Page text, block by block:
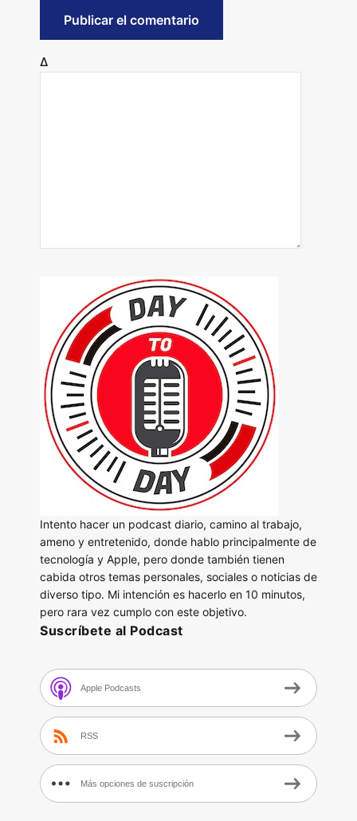
Δ
Intento hacer un podcast diario, camino al trabajo,
ameno y entretenido, donde hablo principalmente de
tecnología y Apple, pero donde también tienen
cabida otros temas personales, sociales o noticias de
diverso tipo. Mi intención es hacerlo en 10 minutos,
pero rara vez cumplo con este objetivo.
Suscríbete al Podcast
Apple Podcasts
RSS
Más opciones de suscripción